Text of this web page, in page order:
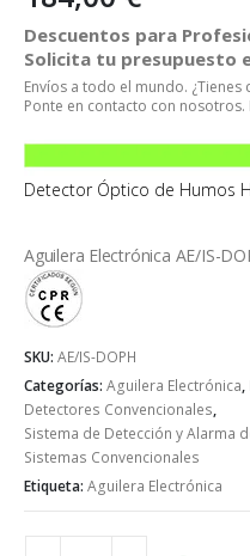
Descuentos para
Solicita tu presupuesto
Envíos a todo el mundo. ¿Tienes
Ponte en contacto con nosotros.
Detector Óptico de Humos
Aguilera Electrónica AE/IS-
SKU: AE/IS-DOPH
Categorías: Aguilera Electrónica,
Detectores Convencionales,
Sistema de Detección y Alarma
Sistemas Convencionales
Etiqueta: Aguilera Electrónica